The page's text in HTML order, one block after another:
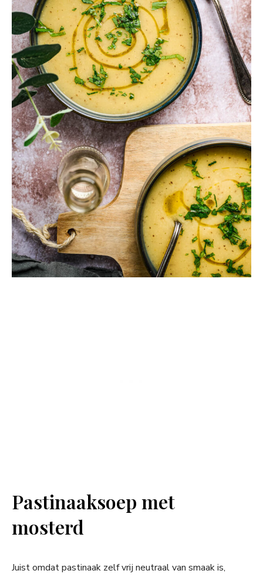
Pastinaaksoep met
mosterd
Juist omdat pastinaak zelf vrij neutraal van smaak is,